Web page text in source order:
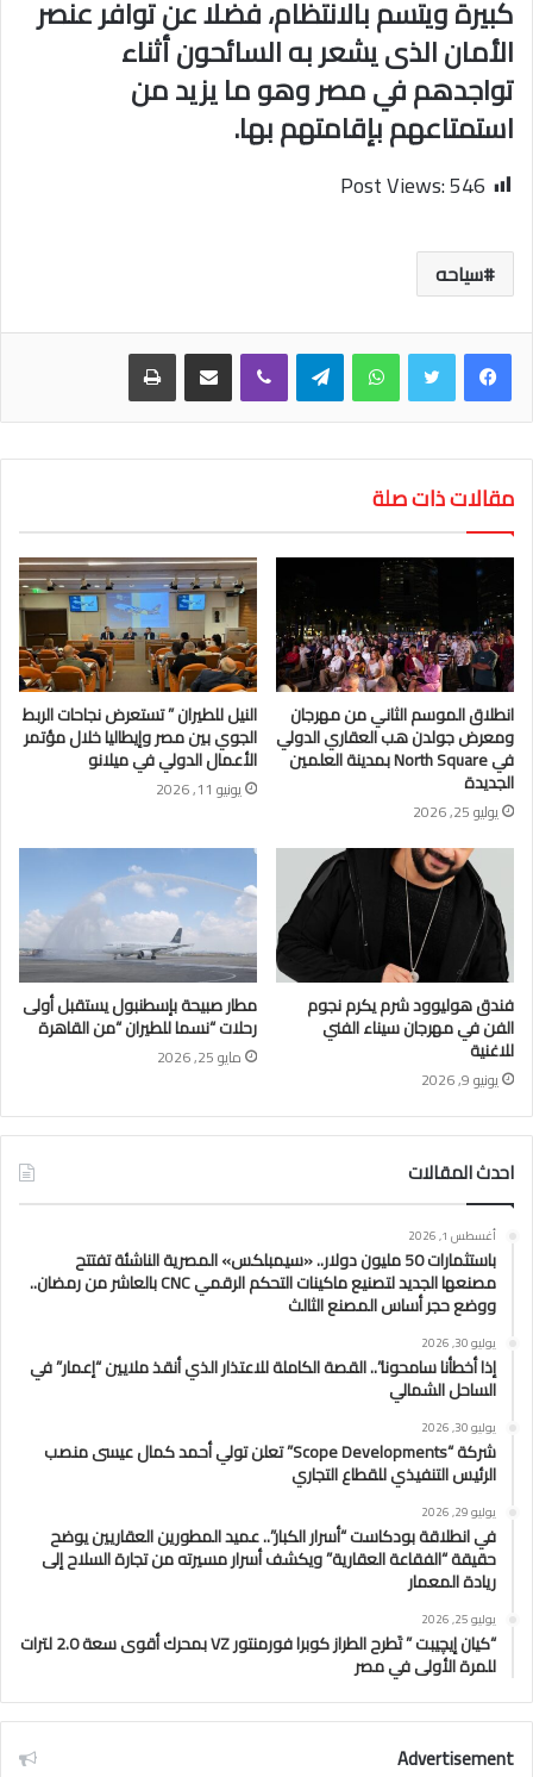
كبيرة ويتسم بالانتظام، فضلا عن توافر عنصر
الأمان الذى يشعر به السائحون أثناء
تواجدهم في مصر وهو ما يزيد من
استمتاعهم بإقامتهم بها.
Post Views:546
سياحه
واتساب تيلقرام
مقالات ذات صلة
انطلاق الموسم الثاني من مهرجان
ومعرض جولدن هب العقاري الدولي
في North Square بمدينة العلمين
الجديدة
يوليو 25, 2026
النيل للطيران ” تستعرض نجاحات الربط
الجوي بين مصر وإيطاليا خلال مؤتمر
الأعمال الدولي في ميلانو
يونيو 11, 2026
فندق هوليوود شرم يكرم نجوم
الفن في مهرجان سيناء الفني
للاغنية
يونيو 9, 2026
مطار صبيحة بإسطنبول يستقبل أولى
رحلات “نسما للطيران “من القاهرة
مايو 25, 2026
احدث المقالات
أغسطس 1, 2026
باستثمارات 50 مليون دولار.. «سيمبلكس» المصرية الناشئة تفتتح
مصنعها الجديد لتصنيع ماكينات التحكم الرقمي CNC بالعاشر من رمضان..
ووضع حجر أساس المصنع الثالث
يوليو 30, 2026
إذا أخطأنا سامحونا”.. القصة الكاملة للاعتذار الذي أنقذ ملايين “إعمار” في
الساحل الشمالي
يوليو 30, 2026
شركة “Scope Developments” تعلن تولي أحمد كمال عيسى منصب
الرئيس التنفيذي للقطاع التجاري
يوليو 29, 2026
في انطلاقة بودكاست “أسرار الكبار”.. عميد المطورين العقاريين يوضح
حقيقة “الفقاعة العقارية” ويكشف أسرار مسيرته من تجارة السلاح إلى
ريادة المعمار
يوليو 25, 2026
“كيان إيچيبت ” تَطرح الطراز كوبرا فورمنتور VZ بمحرك أقوى سعة 2.0 لترات
للمرة الأولى في مصر
Advertisement